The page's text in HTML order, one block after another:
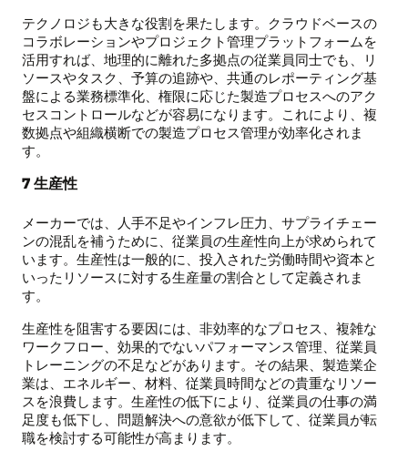
テクノロジも大きな役割を果たします。クラウドベースの
コラボレーションやプロジェクト管理プラットフォームを
活用すれば、地理的に離れた多拠点の従業員同士でも、リ
ソースやタスク、予算の追跡や、共通のレポーティング基
盤による業務標準化、権限に応じた製造プロセスへのアク
セスコントロールなどが容易になります。これにより、複
数拠点や組織横断での製造プロセス管理が効率化されま
す。
7 生産性
メーカーでは、人手不足やインフレ圧力、サプライチェー
ンの混乱を補うために、従業員の生産性向上が求められて
います。生産性は一般的に、投入された労働時間や資本と
いったリソースに対する生産量の割合として定義されま
す。
生産性を阻害する要因には、非効率的なプロセス、複雑な
ワークフロー、効果的でないパフォーマンス管理、従業員
トレーニングの不足などがあります。その結果、製造業企
業は、エネルギー、材料、従業員時間などの貴重なリソー
スを浪費します。生産性の低下により、従業員の仕事の満
足度も低下し、問題解決への意欲が低下して、従業員が転
職を検討する可能性が高まります。